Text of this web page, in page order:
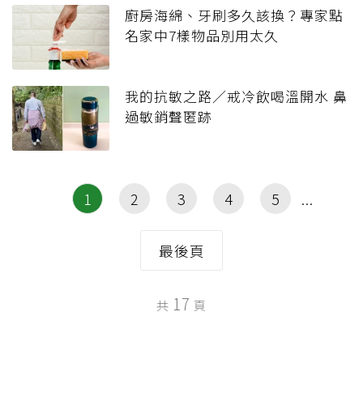
廚房海綿、牙刷多久該換？專家點
名家中7樣物品別用太久
我的抗敏之路／戒冷飲喝溫開水 鼻
過敏銷聲匿跡
1 2 3 4 5
最後頁
共 17 頁